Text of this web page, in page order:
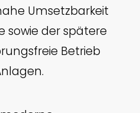
Umsetzbarkeit
sowie der spätere
Betrieb